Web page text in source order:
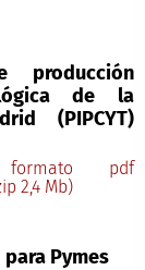
producción
de la
(PIPCYT)
pdf
2,4 Mb)
para Pymes